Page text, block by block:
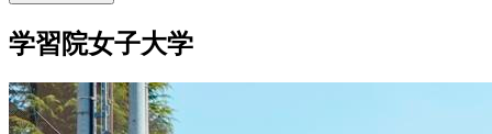
学習院女子大学